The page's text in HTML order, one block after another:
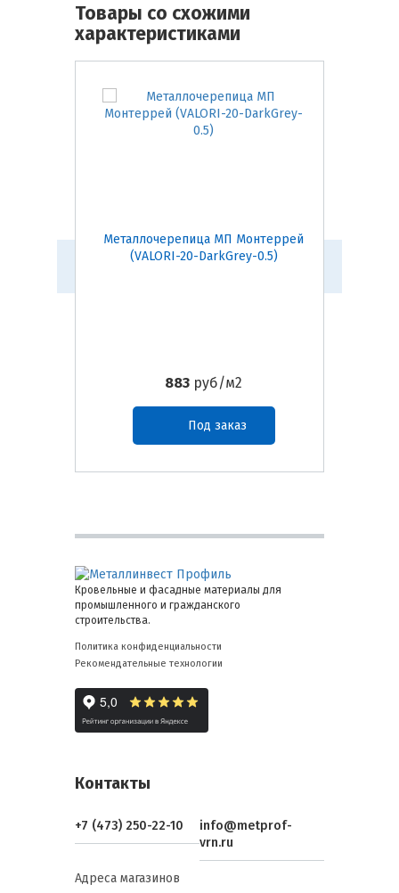
Товары со схожими
характеристиками
Металлочерепица МП Монтеррей
(VALORI-20-DarkGrey-0.5)
883 руб/м2
Под заказ
Кровельные и фасадные материалы для
промышленного и гражданского
строительства.
Политика конфиденциальности
Рекомендательные технологии
Контакты
+7 (473) 250-22-10
info@metprof-
vrn.ru
Адреса магазинов